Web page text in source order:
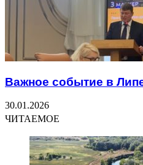
Важное событие в
30.01.2026
ЧИТАЕМОЕ